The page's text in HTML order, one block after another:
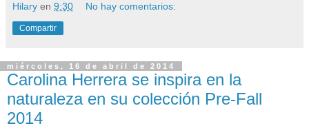
Hilary en 9:30 No hay comentarios:
Compartir
miércoles, 16 de abril de 2014
Carolina Herrera se inspira en la
naturaleza en su colección Pre-Fall
2014